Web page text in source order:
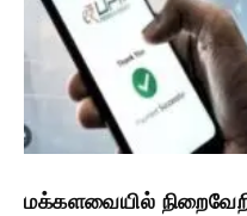
மக்களவையில்